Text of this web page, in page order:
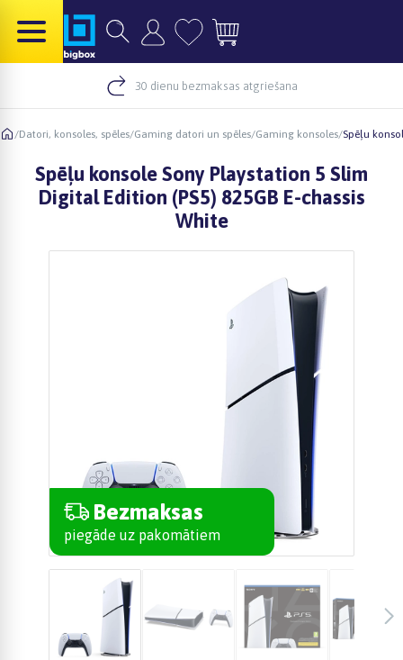
30 dienu bezmaksas atgriešana
/Datori, konsoles, spēles/Gaming datori un spēles/Gaming konsoles/Spēļu
Spēļu konsole Sony Playstation 5 Slim
Digital Edition (PS5) 825GB E-chassis
White
Bezmaksas
piegāde uz pakomātiem